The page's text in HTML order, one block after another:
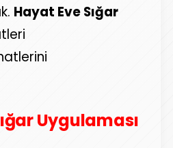
Hayat Eve Sığar
Uygulaması